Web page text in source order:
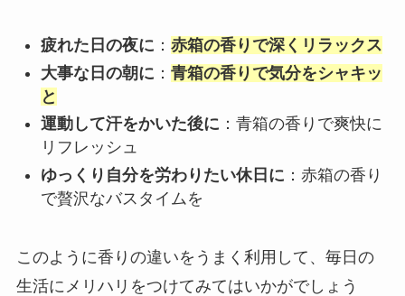
疲れた日の夜に ： 赤箱の香りで深くリラックス
大事な日の朝に ： 青箱の香りで気分をシャキッ
と
運動して汗をかいた後に ：青箱の香りで爽快に
リフレッシュ
ゆっくり自分を労わりたい休日に ：赤箱の香り
で贅沢なバスタイムを
このように香りの違いをうまく利用して、毎日の
生活にメリハリをつけてみてはいかがでしょう